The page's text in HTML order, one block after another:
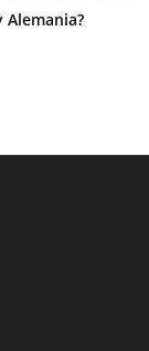
Alemania?